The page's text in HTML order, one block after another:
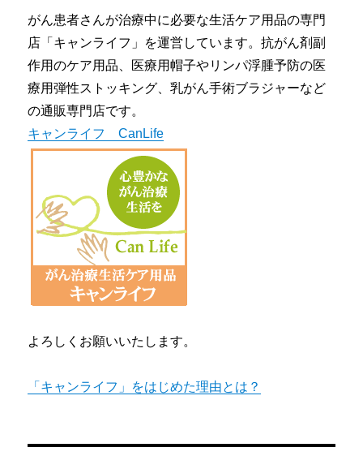
がん患者さんが治療中に必要な生活ケア用品の専門
店「キャンライフ」を運営しています。抗がん剤副
作用のケア用品、医療用帽子やリンパ浮腫予防の医
療用弾性ストッキング、乳がん手術ブラジャーなど
の通販専門店です。
キャンライフ CanLife
よろしくお願いいたします。
「キャンライフ」をはじめた理由とは？